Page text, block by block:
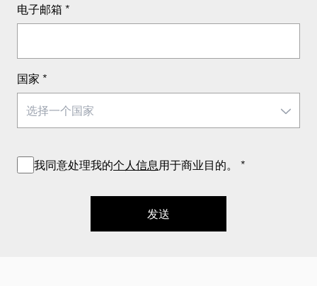
电子邮箱 *
国家 *
我同意处理我的个人信息 用于商业目的。 *
发送